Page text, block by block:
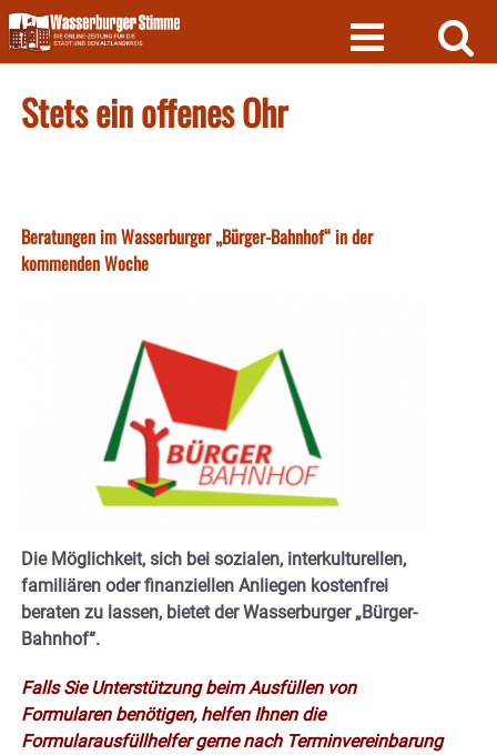
Skip
to
content
Stets ein offenes Ohr
Beratungen im Wasserburger „Bürger-Bahnhof“ in der
kommenden Woche
Die Möglichkeit, sich bei sozialen, interkulturellen,
familiären oder finanziellen Anliegen kostenfrei
beraten zu lassen, bietet der Wasserburger „Bürger-
Bahnhof“.
Falls Sie Unterstützung beim Ausfüllen von
Formularen benötigen, helfen Ihnen die
Formularausfüllhelfer gerne nach Terminvereinbarung